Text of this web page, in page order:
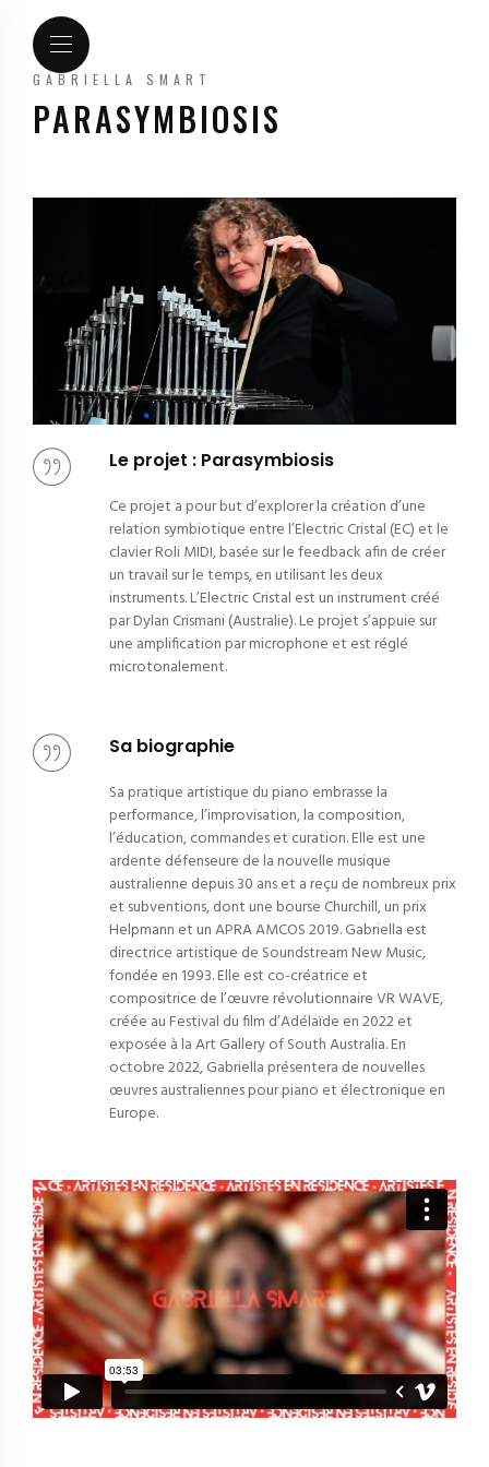
GABRIELLA SMART
PARASYMBIOSIS
Le projet : Parasymbiosis
Ce projet a pour but d’explorer la création d’une
relation symbiotique entre l’Electric Cristal (EC) et le
clavier Roli MIDI, basée sur le feedback afin de créer
un travail sur le temps, en utilisant les deux
instruments. L’Electric Cristal est un instrument créé
par Dylan Crismani (Australie). Le projet s’appuie sur
une amplification par microphone et est réglé
microtonalement.
Sa biographie
Sa pratique artistique du piano embrasse la
performance, l’improvisation, la composition,
l’éducation, commandes et curation. Elle est une
ardente défenseure de la nouvelle musique
australienne depuis 30 ans et a reçu de nombreux prix
et subventions, dont une bourse Churchill, un prix
Helpmann et un APRA AMCOS 2019. Gabriella est
directrice artistique de Soundstream New Music,
fondée en 1993. Elle est co-créatrice et
compositrice de l’œuvre révolutionnaire VR WAVE,
créée au Festival du film d’Adélaïde en 2022 et
exposée à la Art Gallery of South Australia. En
octobre 2022, Gabriella présentera de nouvelles
œuvres australiennes pour piano et électronique en
Europe.